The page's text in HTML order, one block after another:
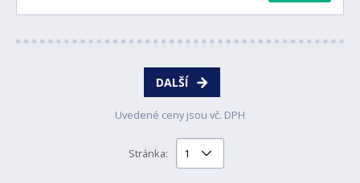
DALŠÍ
Uvedené ceny jsou vč. DPH
Stránka: